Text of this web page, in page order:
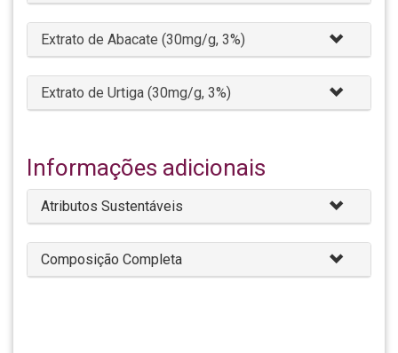
Extrato de Abacate (30mg/g, 3%)
Extrato de Urtiga (30mg/g, 3%)
Informações adicionais
Atributos Sustentáveis
Composição Completa